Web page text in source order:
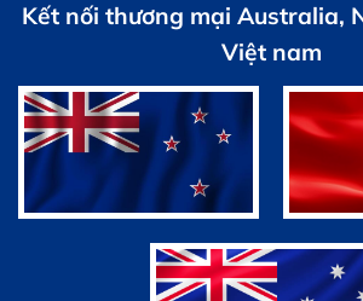
Kết nối thương mại Australia,
Việt nam